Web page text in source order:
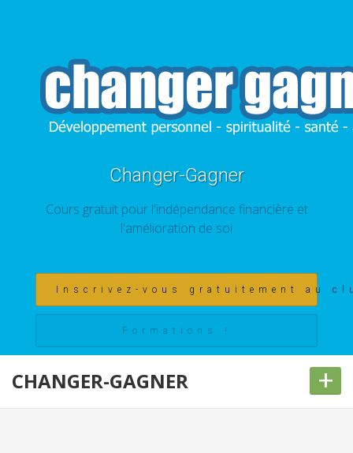
Changer-Gagner
Cours gratuit pour l'indépendance financière et
l'amélioration de soi
Inscrivez-vous gratuitement au
Formations !
CHANGER-GAGNER +